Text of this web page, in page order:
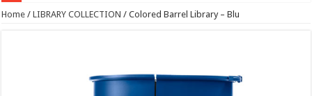
Home /LIBRARY COLLECTION / Colored Barrel Library – Blu